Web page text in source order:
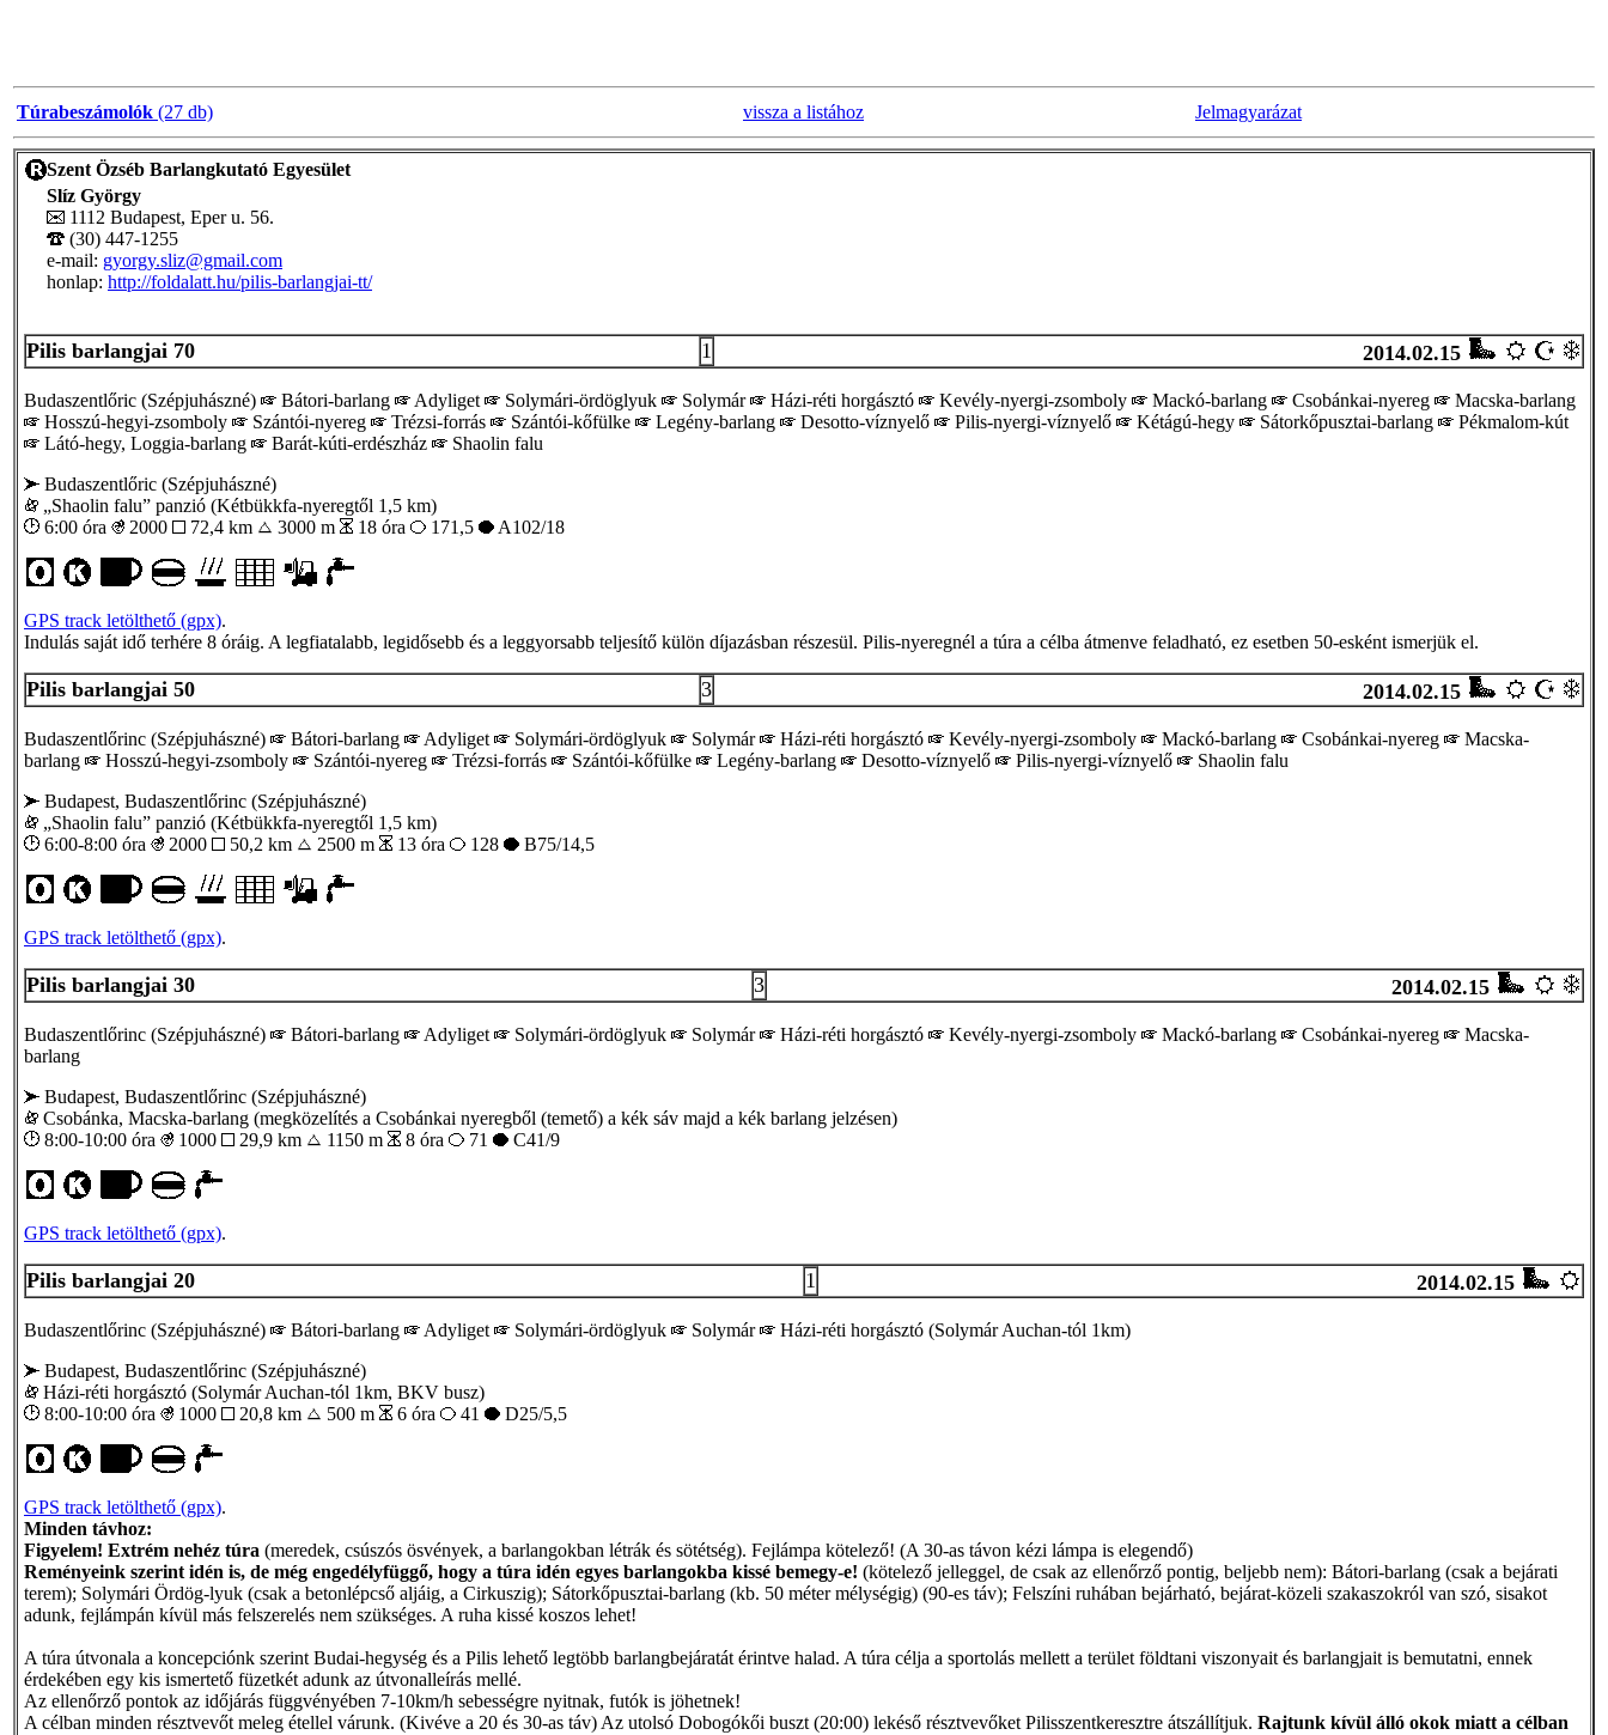
Túrabeszámolók (27 db) vissza a listához Jelmagyarázat
Szent Özséb Barlangkutató Egyesület
Slíz György
1112 Budapest, Eper u. 56.
(30) 447-1255
e-mail: gyorgy.sliz@gmail.com
honlap: http://foldalatt.hu/pilis-barlangjai-tt/
Pilis barlangjai 70 1 2014.02.15
Budaszentlőric (Szépjuhászné) Bátori-barlang Adyliget Solymári-ördöglyuk Solymár Házi-réti horgásztó Kevély-nyergi-zsomboly Mackó-barlang Csobánkai-nyereg
Macska-barlang
Hosszú-hegyi-zsomboly
Szántói-nyereg Trézsi-forrás Szántói-kőfülke Legény-barlang Desotto-víznyelő Pilis-nyergi-víznyelő Kétágú-hegy Sátorkőpusztai-barlang
Pékmalom-kút
Látó-hegy, Loggia-barlang
Barát-kúti-erdészház
Shaolin falu
Budaszentlőric (Szépjuhászné)
„Shaolin falu” panzió (Kétbükkfa-nyeregtől 1,5 km)
6:00 óra
2000 72,4 km 3000 m 18 óra 171,5 A102/18
GPS track letölthető (gpx).
Indulás saját idő terhére 8 óráig. A legfiatalabb, legidősebb és a leggyorsabb teljesítő külön díjazásban részesül. Pilis-nyeregnél a túra a célba átmenve feladható, ez esetben 50-esként ismerjük el.
Pilis barlangjai 50 3 2014.02.15
Budaszentlőrinc (Szépjuhászné) Bátori-barlang Adyliget Solymári-ördöglyuk Solymár Házi-réti horgásztó Kevély-nyergi-zsomboly Mackó-barlang Csobánkai-nyereg
Macska-
barlang
Hosszú-hegyi-zsomboly Szántói-nyereg Trézsi-forrás Szántói-kőfülke Legény-barlang Desotto-víznyelő Pilis-nyergi-víznyelő
Shaolin falu
Budapest, Budaszentlőrinc (Szépjuhászné)
„Shaolin falu” panzió (Kétbükkfa-nyeregtől 1,5 km)
6:00-8:00 óra
2000 50,2 km 2500 m 13 óra 128 B75/14,5
GPS track letölthető (gpx).
Pilis barlangjai 30 3 2014.02.15
Budaszentlőrinc (Szépjuhászné) Bátori-barlang Adyliget Solymári-ördöglyuk Solymár Házi-réti horgásztó Kevély-nyergi-zsomboly Mackó-barlang Csobánkai-nyereg
Macska-
barlang
Budapest, Budaszentlőrinc (Szépjuhászné)
Csobánka, Macska-barlang (megközelítés a Csobánkai nyeregből (temető) a kék sáv majd a kék barlang jelzésen)
8:00-10:00 óra
1000 29,9 km 1150 m 8 óra 71 C41/9
GPS track letölthető (gpx).
Pilis barlangjai 20 1 2014.02.15
Budaszentlőrinc (Szépjuhászné) Bátori-barlang Adyliget Solymári-ördöglyuk Solymár
Házi-réti horgásztó (Solymár Auchan-tól 1km)
Budapest, Budaszentlőrinc (Szépjuhászné)
Házi-réti horgásztó (Solymár Auchan-tól 1km, BKV busz)
8:00-10:00 óra
1000 20,8 km 500 m 6 óra 41 D25/5,5
GPS track letölthető (gpx).
Minden távhoz:
Figyelem! Extrém nehéz túra (meredek, csúszós ösvények, a barlangokban létrák és sötétség). Fejlámpa kötelező! (A 30-as távon kézi lámpa is elegendő)
Reményeink szerint idén is, de még engedélyfüggő, hogy a túra idén egyes barlangokba kissé bemegy-e! (kötelező jelleggel, de csak az ellenőrző pontig, beljebb nem): Bátori-barlang (csak a bejárati
terem); Solymári Ördög-lyuk (csak a betonlépcső aljáig, a Cirkuszig); Sátorkőpusztai-barlang (kb. 50 méter mélységig) (90-es táv); Felszíni ruhában bejárható, bejárat-közeli szakaszokról van szó, sisakot
adunk, fejlámpán kívül más felszerelés nem szükséges. A ruha kissé koszos lehet!
A túra útvonala a koncepciónk szerint Budai-hegység és a Pilis lehető legtöbb barlangbejáratát érintve halad. A túra célja a sportolás mellett a terület földtani viszonyait és barlangjait is bemutatni, ennek
érdekében egy kis ismertető füzetkét adunk az útvonalleírás mellé.
Az ellenőrző pontok az időjárás függvényében 7-10km/h sebességre nyitnak, futók is jöhetnek!
A célban minden résztvevőt meleg étellel várunk. (Kivéve a 20 és 30-as táv) Az utolsó Dobogókői buszt (20:00) lekéső résztvevőket Pilisszentkeresztre átszállítjuk. Rajtunk kívül álló okok miatt a célban